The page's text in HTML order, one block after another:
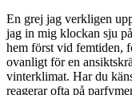
En grej jag verkligen
jag in mig klockan sju
hem först vid femtiden,
ovanligt för en
vinterklimat. Har du
reagerar ofta på